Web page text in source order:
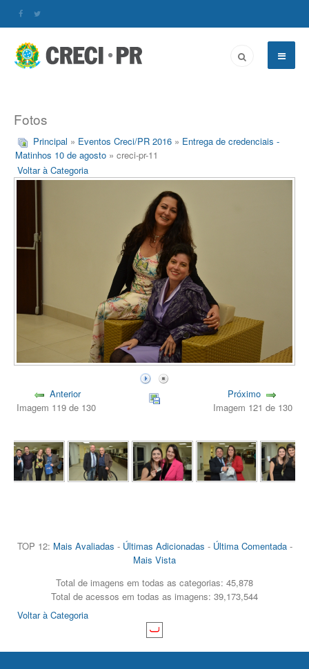
Fotos
Principal » Eventos Creci/PR 2016 » Entrega de credenciais -
Matinhos 10 de agosto » creci-pr-11
Voltar à Categoria
Anterior
Imagem 119 de 130
Próximo
Imagem 121 de 130
TOP 12: Mais Avaliadas - Últimas Adicionadas - Última Comentada-
Mais Vista
Total de imagens em todas as categorias: 45,878
Total de acessos em todas as imagens: 39,173,544
Voltar à Categoria